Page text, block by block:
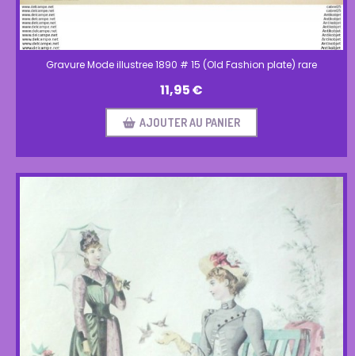
Gravure Mode illustree 1890 # 15 (Old Fashion plate) rare
11,95€
AJOUTER AU PANIER